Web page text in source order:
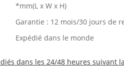
*mm(L x W x H)
Garantie : 12 mois/30 jours de
Expédié dans le monde
dans les 24/48 heures suivant